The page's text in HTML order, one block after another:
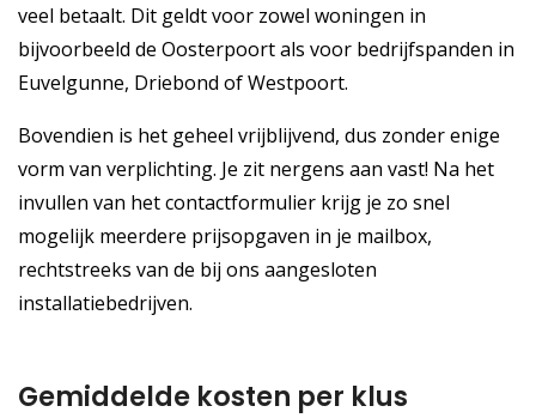
veel betaalt. Dit geldt voor zowel woningen in
bijvoorbeeld de Oosterpoort als voor bedrijfspanden in
Euvelgunne, Driebond of Westpoort.
Bovendien is het geheel vrijblijvend, dus zonder enige
vorm van verplichting. Je zit nergens aan vast! Na het
invullen van het contactformulier krijg je zo snel
mogelijk meerdere prijsopgaven in je mailbox,
rechtstreeks van de bij ons aangesloten
installatiebedrijven.
Gemiddelde kosten per klus